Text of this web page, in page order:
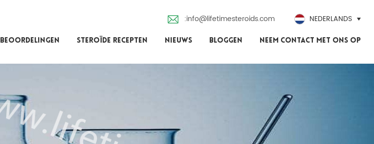
:info@lifetimesteroids.com NEDERLANDS
BEOORDELINGEN STEROÏDE RECEPTEN NIEUWS BLOGGEN NEEM CONTACT MET ONS OP